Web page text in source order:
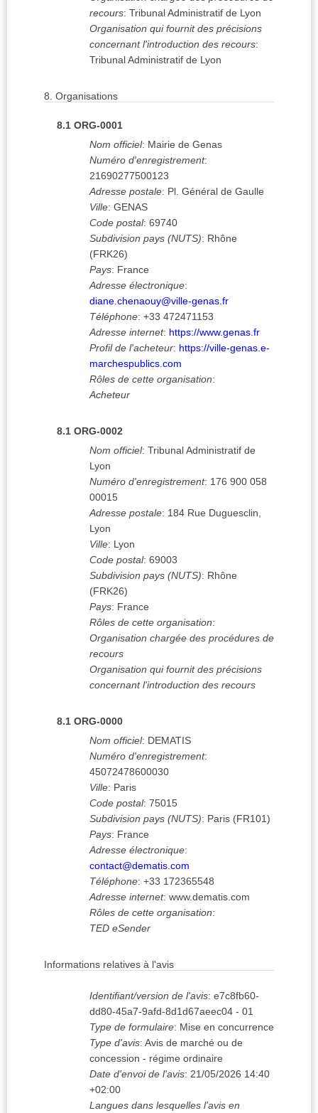
recours: Tribunal Administratif de Lyon
Organisation qui fournit des précisions
concernant l'introduction des recours:
Tribunal Administratif de Lyon
8. Organisations
8.1 ORG-0001
Nom officiel: Mairie de Genas
Numéro d'enregistrement:
21690277500123
Adresse postale: Pl. Général de Gaulle
Ville: GENAS
Code postal: 69740
Subdivision pays (NUTS): Rhône
(FRK26)
Pays: France
Adresse électronique:
diane.chenaouy@ville-genas.fr
Téléphone: +33 472471153
Adresse internet: https://www.genas.fr
Profil de l'acheteur: https://ville-genas.e-
marchespublics.com
Rôles de cette organisation:
Acheteur
8.1 ORG-0002
Nom officiel: Tribunal Administratif de
Lyon
Numéro d'enregistrement: 176 900 058
00015
Adresse postale: 184 Rue Duguesclin,
Lyon
Ville: Lyon
Code postal: 69003
Subdivision pays (NUTS): Rhône
(FRK26)
Pays: France
Rôles de cette organisation:
Organisation chargée des procédures de
recours
Organisation qui fournit des précisions
concernant l'introduction des recours
8.1 ORG-0000
Nom officiel: DEMATIS
Numéro d'enregistrement:
45072478600030
Ville: Paris
Code postal: 75015
Subdivision pays (NUTS): Paris (FR101)
Pays: France
Adresse électronique:
contact@dematis.com
Téléphone: +33 172365548
Adresse internet: www.dematis.com
Rôles de cette organisation:
TED eSender
Informations relatives à l'avis
Identifiant/version de l'avis: e7c8fb60-
dd80-45a7-9afd-8d1d67aeec04 - 01
Type de formulaire: Mise en concurrence
Type d'avis: Avis de marché ou de
concession - régime ordinaire
Date d'envoi de l'avis: 21/05/2026 14:40
+02:00
Langues dans lesquelles l'avis en